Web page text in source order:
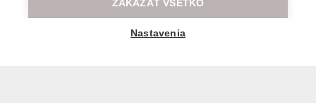
ZAKÁZAŤ VŠETKO
Nastavenia